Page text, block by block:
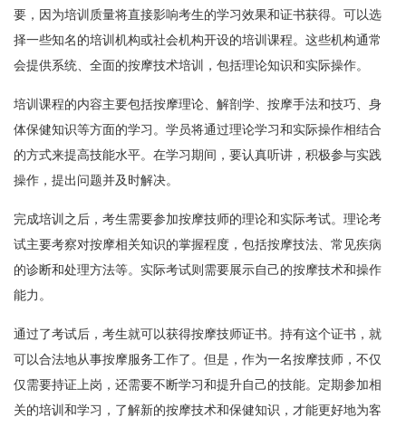
要，因为培训质量将直接影响考生的学习效果和证书获得。可以选
择一些知名的培训机构或社会机构开设的培训课程。这些机构通常
会提供系统、全面的按摩技术培训，包括理论知识和实际操作。
培训课程的内容主要包括按摩理论、解剖学、按摩手法和技巧、身
体保健知识等方面的学习。学员将通过理论学习和实际操作相结合
的方式来提高技能水平。在学习期间，要认真听讲，积极参与实践
操作，提出问题并及时解决。
完成培训之后，考生需要参加按摩技师的理论和实际考试。理论考
试主要考察对按摩相关知识的掌握程度，包括按摩技法、常见疾病
的诊断和处理方法等。实际考试则需要展示自己的按摩技术和操作
能力。
通过了考试后，考生就可以获得按摩技师证书。持有这个证书，就
可以合法地从事按摩服务工作了。但是，作为一名按摩技师，不仅
仅需要持证上岗，还需要不断学习和提升自己的技能。定期参加相
关的培训和学习，了解新的按摩技术和保健知识，才能更好地为客